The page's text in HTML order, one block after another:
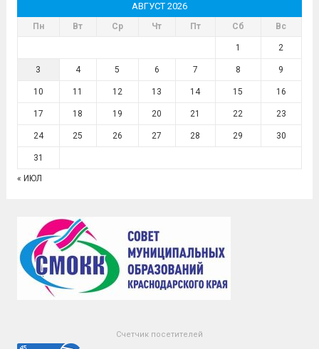
АВГУСТ 2026
Пн Вт Ср Чт Пт Сб Вс
1 2
3 4 5 6 7 8 9
10 11 12 13 14 15 16
17 18 19 20 21 22 23
24 25 26 27 28 29 30
31
« ИЮЛ
Счетчик посетителей